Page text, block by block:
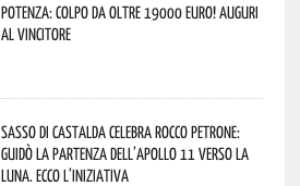
Potenza: colpo da oltre 19000 Euro! Auguri
al vincitore
Sasso di Castalda celebra Rocco Petrone:
guidò la partenza dell’Apollo 11 verso la
Luna. Ecco l’iniziativa